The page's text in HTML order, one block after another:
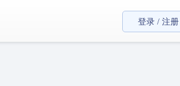
登录 / 注册